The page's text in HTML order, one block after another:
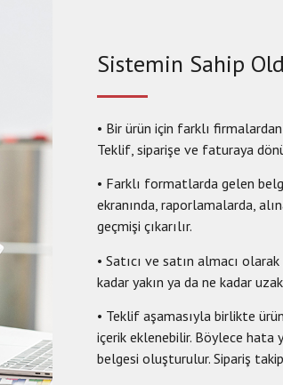
Sistemin Sahip
• Bir ürün için farklı
Teklif, siparişe ve faturaya
• Farklı formatlarda gelen
ekranında, raporlamalarda,
geçmişi çıkarılır.
• Satıcı ve satın almacı
kadar yakın ya da ne kadar
• Teklif aşamasıyla birlikte
içerik eklenebilir. Böylece hata
belgesi oluşturulur. Sipariş